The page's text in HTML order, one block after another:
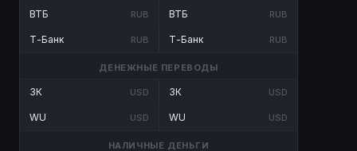
ВТБ RUB
Т-Банк RUB
ВТБ RUB
Т-Банк RUB
ДЕНЕЖНЫЕ ПЕРЕВОДЫ
ЗК USD
WU USD
ЗК USD
WU USD
НАЛИЧНЫЕ ДЕНЬГИ